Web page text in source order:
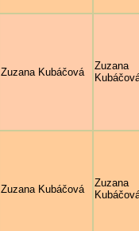
Zuzana Kubáčová
Zuzana
Zuzana Kubáčová
Zuzana